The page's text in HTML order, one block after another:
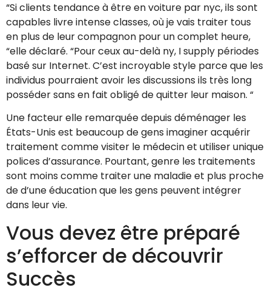
“Si clients tendance à être en voiture par nyc, ils sont
capables livre intense classes, où je vais traiter tous
en plus de leur compagnon pour un complet heure,
“elle déclaré. “Pour ceux au-delà ny, I supply périodes
basé sur Internet. C’est incroyable style parce que les
individus pourraient avoir les discussions ils très long
posséder sans en fait obligé de quitter leur maison. “
Une facteur elle remarquée depuis déménager les
États-Unis est beaucoup de gens imaginer acquérir
traitement comme visiter le médecin et utiliser unique
polices d’assurance. Pourtant, genre les traitements
sont moins comme traiter une maladie et plus proche
de d’une éducation que les gens peuvent intégrer
dans leur vie.
Vous devez être préparé
s’efforcer de découvrir
Succès